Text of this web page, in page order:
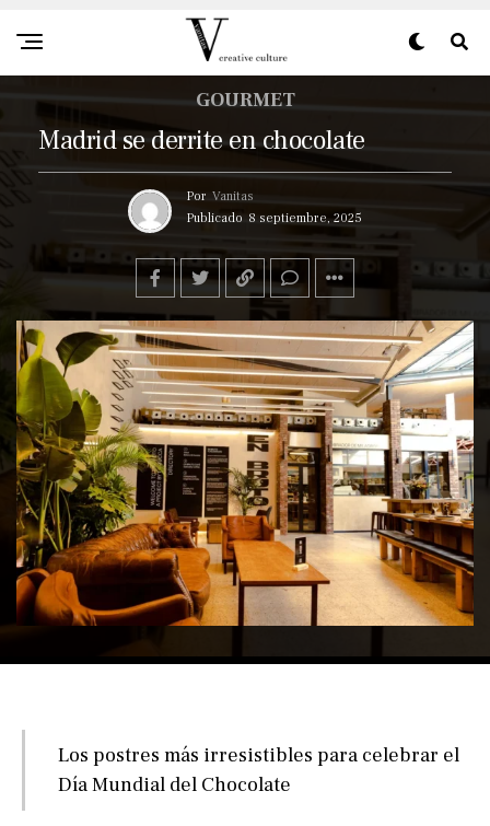
GOURMET
Madrid se derrite en chocolate
Por Vanitas
Publicado 8 septiembre, 2025
Los postres más irresistibles para celebrar el
Día Mundial del Chocolate